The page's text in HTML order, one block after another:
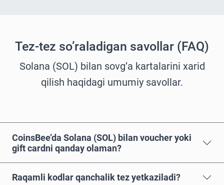
Tez-tez so’raladigan savollar (FAQ)
Solana (SOL) bilan sovg’a kartalarini xarid
qilish haqidagi umumiy savollar.
CoinsBee’da Solana (SOL) bilan voucher yoki
gift cardni qanday olaman?
Raqamli kodlar qanchalik tez yetkaziladi?